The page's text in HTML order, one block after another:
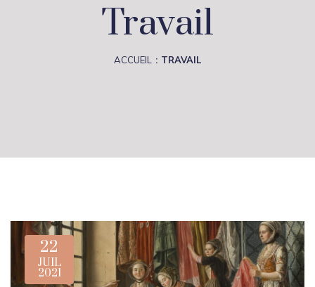
Travail
ACCUEIL TRAVAIL
22
JUIL
2021